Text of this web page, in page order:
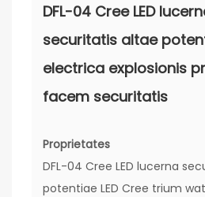
DFL-04 Cree LED
securitatis altae
electrica explosionis
facem securitatis
Proprietates
DFL-04 Cree LED lucerna
potentiae LED Cree trium